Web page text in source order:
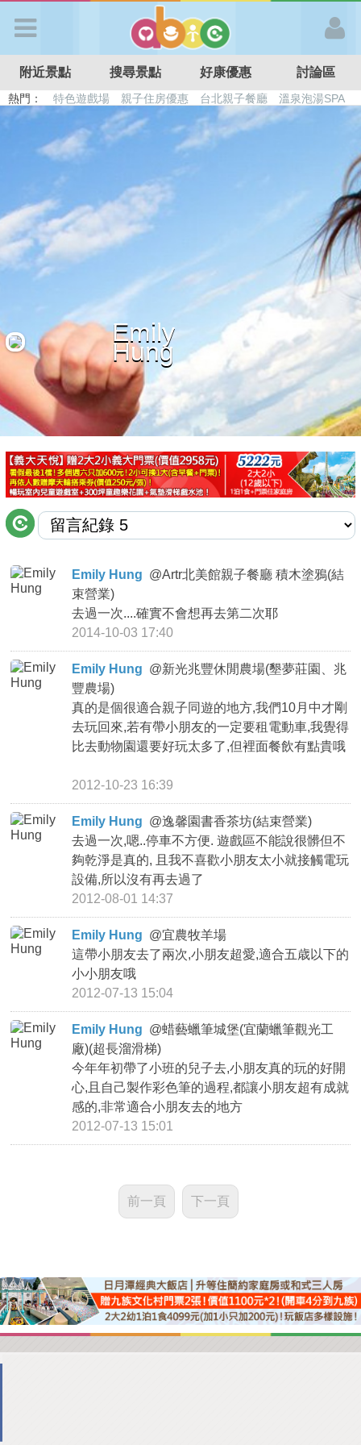
APP登入
首 頁
搜尋景點
好康優惠
最新留言
商家合作
推薦景點
討論區
聯絡我們
APP下載
附近景點 搜尋景點 好康優惠 討論區
熱門： 特色遊戲場 親子住房優惠 台北親子餐廳
溫泉泡湯SPA
溜滑梯民宿
觀光工廠 日本親子景點
Emily
Hung
Emily Hung @Artr北美館親子餐廳 積木塗鴉(結
束營業)
去過一次....確實不會想再去第二次耶
2014-10-03 17:40
Emily Hung @新光兆豐休閒農場(墾夢莊園、兆
豐農場)
真的是個很適合親子同遊的地方,我們10月中才剛
去玩回來,若有帶小朋友的一定要租電動車,我覺得
比去動物園還要好玩太多了,但裡面餐飲有點貴哦
2012-10-23 16:39
Emily Hung @逸馨園書香茶坊(結束營業)
去過一次,嗯..停車不方便. 遊戲區不能說很髒但不
夠乾淨是真的, 且我不喜歡小朋友太小就接觸電玩
設備,所以沒有再去過了
2012-08-01 14:37
Emily Hung @宜農牧羊場
這帶小朋友去了兩次,小朋友超愛,適合五歳以下的
小小朋友哦
2012-07-13 15:04
Emily Hung @蜡藝蠟筆城堡(宜蘭蠟筆觀光工
廠)(超長溜滑梯)
今年年初帶了小班的兒子去,小朋友真的玩的好開
心,且自己製作彩色筆的過程,都讓小朋友超有成就
感的,非常適合小朋友去的地方
2012-07-13 15:01
前一頁 下一頁